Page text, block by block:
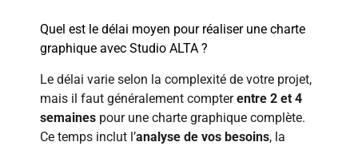
Quel est le délai moyen pour réaliser une charte
graphique avec Studio ALTA ?
Le délai varie selon la complexité de votre projet,
mais il faut généralement compterentre 2 et 4
semaines pour une charte graphique complète.
Ce temps inclut l’analyse de vos besoins, la